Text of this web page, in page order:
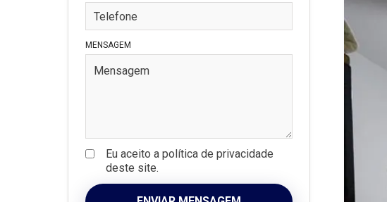
MENSAGEM
Eu aceito a política de privacidade
deste site.